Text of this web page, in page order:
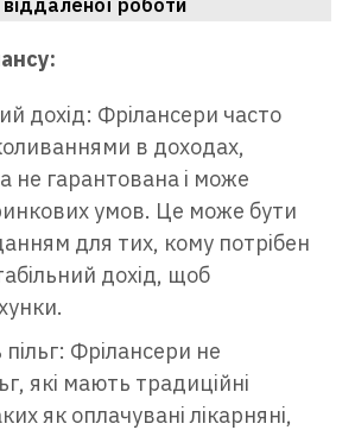
дохід: Фрілансери часто
в доходах,
не гарантована і може
умов. Це може бути
для тих, кому потрібен
дохід, щоб
пільг: Фрілансери не
які мають традиційні
як оплачувані лікарняні,